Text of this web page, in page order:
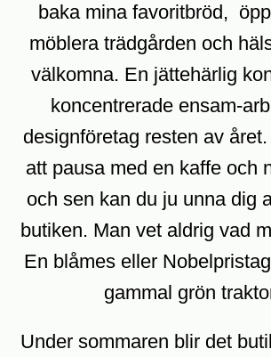
baka mina favoritbröd,
möblera trädgården och
välkomna. En jättehärlig
koncentrerade ensam-
designföretag resten av
att pausa med en kaffe och
och sen kan du ju unna dig
butiken. Man vet aldrig vad
En blåmes eller
gammal grön
Under sommaren blir det